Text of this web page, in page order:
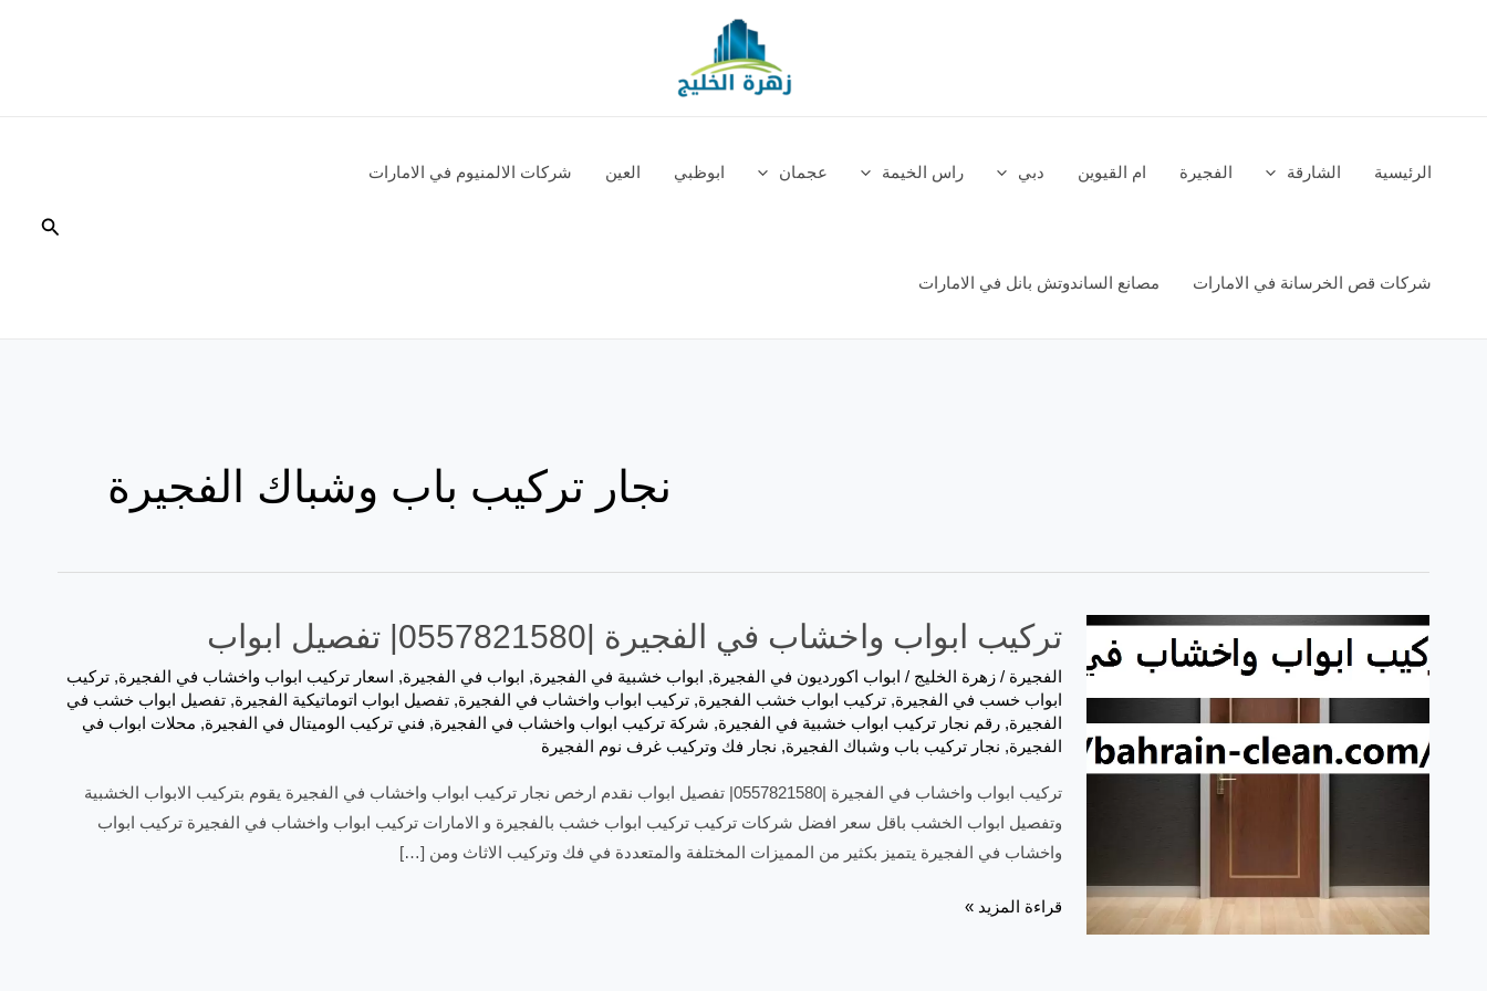
الرئيسية الشارقة الفجيرة ام القيوين دبي راس الخيمة عجمان ابوظبي العين شركات الالمنيوم في الامارات
شركات قص الخرسانة في الامارات مصانع الساندوتش بانل في الامارات
البحث
نجار تركيب باب وشباك الفجيرة
تركيب ابواب واخشاب في الفجيرة |0557821580| تفصيل ابواب
الفجيرة /زهرة الخليج/ ابواب اكورديون في الفجيرة, ابواب خشبية في الفجيرة, ابواب في الفجيرة, اسعار تركيب ابواب واخشاب في الفجيرة,تركيب
ابواب خسب في الفجيرة,تركيب ابواب خشب الفجيرة,تركيب ابواب واخشاب في الفجيرة,تفصيل ابواب اتوماتيكية الفجيرة,تفصيل ابواب خشب في
الفجيرة,رقم نجار تركيب ابواب خشبية في الفجيرة,
, فني تركيب الوميتال في الفجيرة, محلات ابواب في
الفجيرة, نجار تركيب باب وشباك الفجيرة, نجار فك وتركيب غرف نوم الفجيرة
تركيب ابواب واخشاب في الفجيرة |0557821580| تفصيل ابواب نقدم ارخص نجار تركيب ابواب واخشاب في الفجيرة يقوم بتركيب الابواب الخشبية
وتفصيل ابواب الخشب باقل سعر افضل شركات تركيب تركيب ابواب خشب بالفجيرة و الامارات تركيب ابواب واخشاب في الفجيرة تركيب ابواب
واخشاب في الفجيرة يتميز بكثير من المميزات المختلفة والمتعددة في فك وتركيب الاثاث ومن […]
تركيب
قراءة المزيد »